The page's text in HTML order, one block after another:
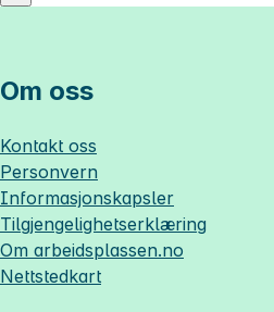
Om oss
Kontakt oss
Personvern
Informasjonskapsler
Tilgjengelighetserklæring
Om arbeidsplassen.no
Nettstedkart